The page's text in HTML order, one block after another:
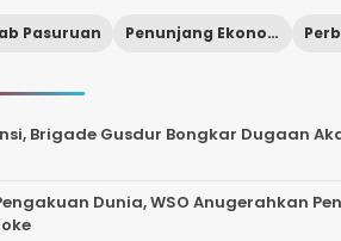
Pasuruan Penunjang Ekonomi Masyarakat
Brigade Gusdur Bongkar Dugaan
Dunia, WSO Anugerahkan